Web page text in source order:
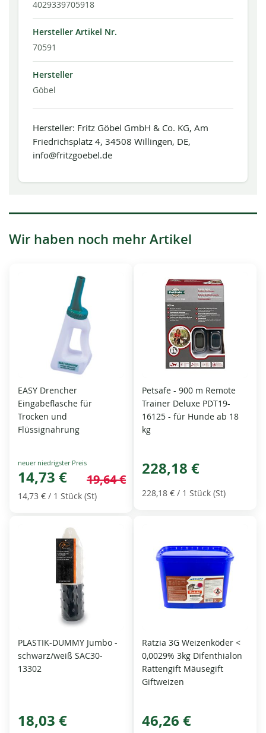
4029339705918
Hersteller Artikel Nr.
70591
Hersteller
Göbel
Hersteller: Fritz Göbel GmbH & Co. KG, Am
Friedrichsplatz 4, 34508 Willingen, DE,
info@fritzgoebel.de
Wir haben noch mehr Artikel
EASY Drencher
Eingabeflasche für
Trocken und
Flüssignahrung
Special
Price
14,73 € 19,64 €
14,73 € / 1 Stück (St)
Petsafe - 900 m Remote
Trainer Deluxe PDT19-
16125 - für Hunde ab 18
kg
228,18 €
228,18 € / 1 Stück (St)
PLASTIK-DUMMY Jumbo -
schwarz/weiß SAC30-
13302
18,03 €
Ratzia 3G Weizenköder <
0,0029% 3kg Difenthialon
Rattengift Mäusegift
Giftweizen
46,26 €